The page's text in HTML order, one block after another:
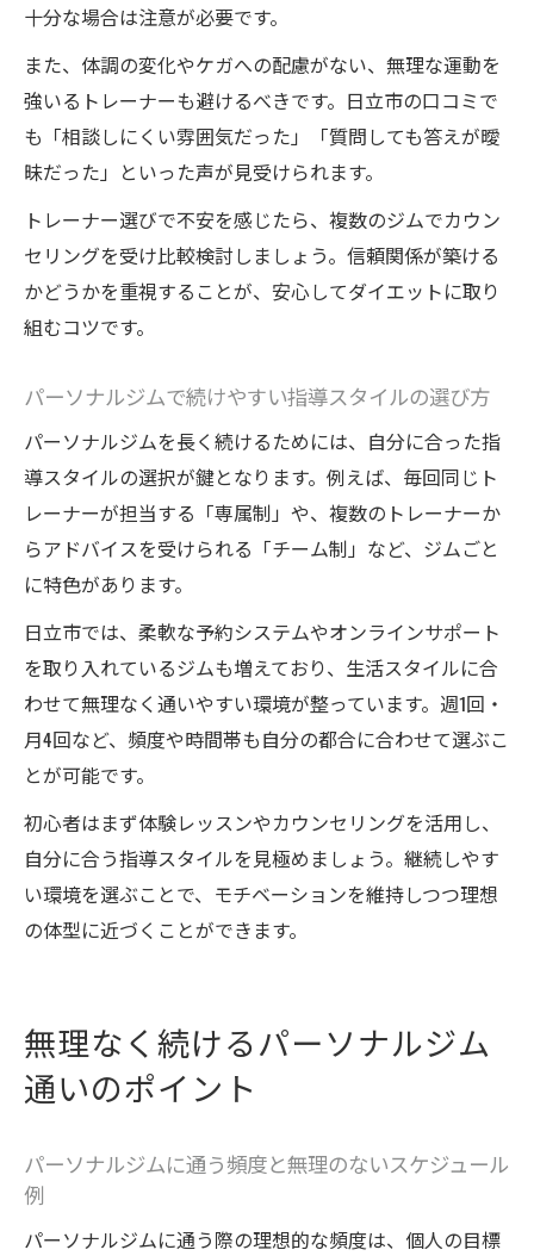
十分な場合は注意が必要です。
また、体調の変化やケガへの配慮がない、無理な運動を
強いるトレーナーも避けるべきです。日立市の口コミで
も「相談しにくい雰囲気だった」「質問しても答えが曖
昧だった」といった声が見受けられます。
トレーナー選びで不安を感じたら、複数のジムでカウン
セリングを受け比較検討しましょう。信頼関係が築ける
かどうかを重視することが、安心してダイエットに取り
組むコツです。
パーソナルジムで続けやすい指導スタイルの選び方
パーソナルジムを長く続けるためには、自分に合った指
導スタイルの選択が鍵となります。例えば、毎回同じト
レーナーが担当する「専属制」や、複数のトレーナーか
らアドバイスを受けられる「チーム制」など、ジムごと
に特色があります。
日立市では、柔軟な予約システムやオンラインサポート
を取り入れているジムも増えており、生活スタイルに合
わせて無理なく通いやすい環境が整っています。週1回・
月4回など、頻度や時間帯も自分の都合に合わせて選ぶこ
とが可能です。
初心者はまず体験レッスンやカウンセリングを活用し、
自分に合う指導スタイルを見極めましょう。継続しやす
い環境を選ぶことで、モチベーションを維持しつつ理想
の体型に近づくことができます。
無理なく続けるパーソナルジム
通いのポイント
パーソナルジムに通う頻度と無理のないスケジュール
例
パーソナルジムに通う際の理想的な頻度は、個人の目標